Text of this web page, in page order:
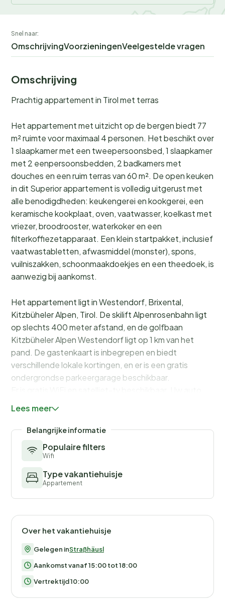
Snel naar:
OmschrijvingVoorzieningenVeelgestelde vragen
Omschrijving
Prachtig appartement in Tirol met terras
Het appartement met uitzicht op de bergen biedt 77
m² ruimte voor maximaal 4 personen. Het beschikt over
1 slaapkamer met een tweepersoonsbed, 1 slaapkamer
met 2 eenpersoonsbedden, 2 badkamers met
douches en een ruim terras van 60 m². De open keuken
in dit Superior appartement is volledig uitgerust met
alle benodigdheden: keukengerei en kookgerei, een
keramische kookplaat, oven, vaatwasser, koelkast met
vriezer, broodrooster, waterkoker en een
filterkoffiezetapparaat. Een klein startpakket, inclusief
vaatwastabletten, afwasmiddel (monster), spons,
vuilniszakken, schoonmaakdoekjes en een theedoek, is
aanwezig bij aankomst.
Het appartement ligt in Westendorf, Brixental,
Kitzbüheler Alpen, Tirol. De skilift Alpenrosenbahn ligt
op slechts 400 meter afstand, en de golfbaan
Kitzbüheler Alpen Westendorf ligt op 1 km van het
pand. De gastenkaart is inbegrepen en biedt
verschillende lokale kortingen, en er is een gratis
ondergrondse parkeergarage beschikbaar.
daarvoor bestemde ondergrondse parkeergarage.
Lees meer
Belangrijke informatie
Populaire filters
Wifi
Type vakantiehuisje
Appartement
Over het vakantiehuisje
Gelegen inStraßhäusl
Aankomst vanaf 15:00 tot 18:00
Vertrektijd 10:00